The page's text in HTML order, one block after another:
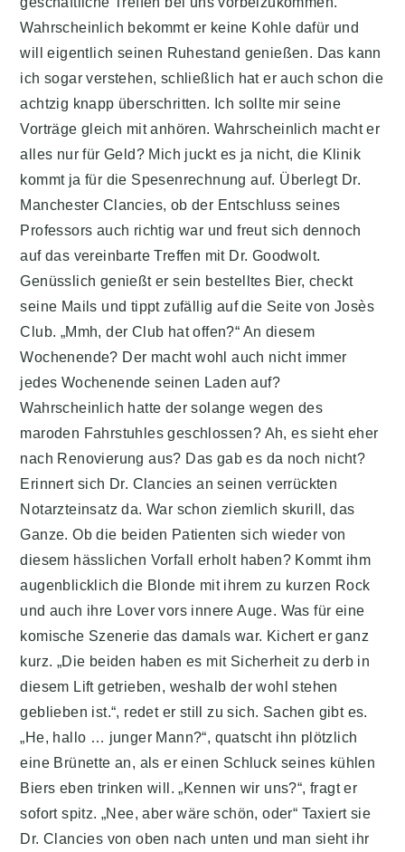
Wahrscheinlich bekommt er keine Kohle dafür und
will eigentlich seinen Ruhestand genießen. Das kann
ich sogar verstehen, schließlich hat er auch schon die
achtzig knapp überschritten. Ich sollte mir seine
Vorträge gleich mit anhören. Wahrscheinlich macht er
alles nur für Geld? Mich juckt es ja nicht, die Klinik
kommt ja für die Spesenrechnung auf. Überlegt Dr.
Manchester Clancies, ob der Entschluss seines
Professors auch richtig war und freut sich dennoch
auf das vereinbarte Treffen mit Dr. Goodwolt.
Genüsslich genießt er sein bestelltes Bier, checkt
seine Mails und tippt zufällig auf die Seite von Josès
Club. „Mmh, der Club hat offen?“ An diesem
Wochenende? Der macht wohl auch nicht immer
jedes Wochenende seinen Laden auf?
Wahrscheinlich hatte der solange wegen des
maroden Fahrstuhles geschlossen? Ah, es sieht eher
nach Renovierung aus? Das gab es da noch nicht?
Erinnert sich Dr. Clancies an seinen verrückten
Notarzteinsatz da. War schon ziemlich skurill, das
Ganze. Ob die beiden Patienten sich wieder von
diesem hässlichen Vorfall erholt haben? Kommt ihm
augenblicklich die Blonde mit ihrem zu kurzen Rock
und auch ihre Lover vors innere Auge. Was für eine
komische Szenerie das damals war. Kichert er ganz
kurz. „Die beiden haben es mit Sicherheit zu derb in
diesem Lift getrieben, weshalb der wohl stehen
geblieben ist.“, redet er still zu sich. Sachen gibt es.
„He, hallo … junger Mann?“, quatscht ihn plötzlich
eine Brünette an, als er einen Schluck seines kühlen
Biers eben trinken will. „Kennen wir uns?“, fragt er
sofort spitz. „Nee, aber wäre schön, oder“ Taxiert sie
Dr. Clancies von oben nach unten und man sieht ihr